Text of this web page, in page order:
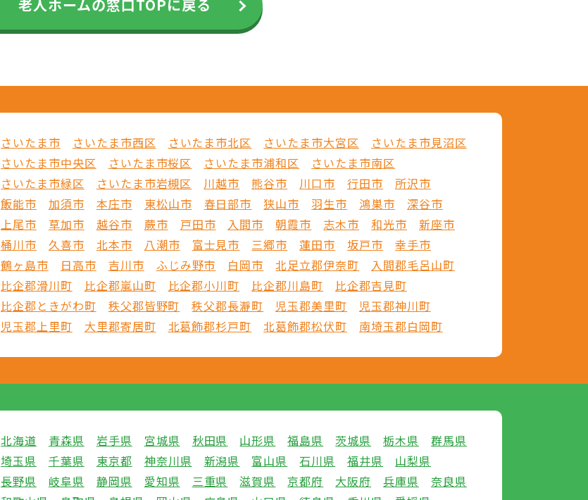
老人ホームの窓口TOPに戻る
さいたま市 さいたま市西区 さいたま市北区 さいたま市大宮区
さいたま市見沼区
さいたま市中央区
さいたま市桜区 さいたま市浦和区
さいたま市南区
さいたま市緑区
さいたま市岩槻区 川越市 熊谷市 川口市 行田市
所沢市
飯能市
加須市 本庄市 東松山市 春日部市 狭山市 羽生市 鴻巣市
深谷市
上尾市
草加市 越谷市 蕨市 戸田市 入間市 朝霞市 志木市 和光市
新座市
桶川市
久喜市 北本市 八潮市 富士見市 三郷市 蓮田市 坂戸市
幸手市
鶴ヶ島市
日高市 吉川市 ふじみ野市 白岡市 北足立郡伊奈町
入間郡毛呂山町
比企郡滑川町
比企郡嵐山町 比企郡小川町 比企郡川島町
比企郡吉見町
比企郡ときがわ町
秩父郡皆野町 秩父郡長瀞町 児玉郡美里町
児玉郡神川町
児玉郡上里町
大里郡寄居町 北葛飾郡杉戸町 北葛飾郡松伏町 南埼玉郡白岡町
北海道 青森県 岩手県 宮城県 秋田県 山形県 福島県 茨城県 栃木県
群馬県
埼玉県
千葉県 東京都 神奈川県 新潟県 富山県 石川県 福井県
山梨県
長野県
岐阜県 静岡県 愛知県 三重県 滋賀県 京都府 大阪府 兵庫県
奈良県